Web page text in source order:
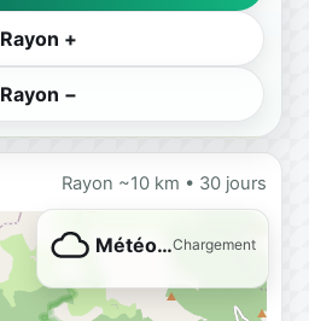
Rayon +
Rayon −
Rayon ~10 km • 30 jours
Météo…Chargement